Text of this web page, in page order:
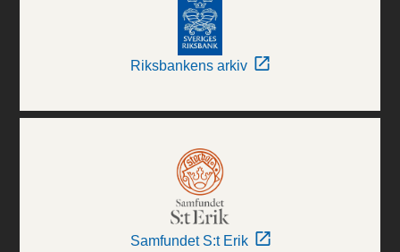
Riksbankens arkiv
Samfundet S:t Erik